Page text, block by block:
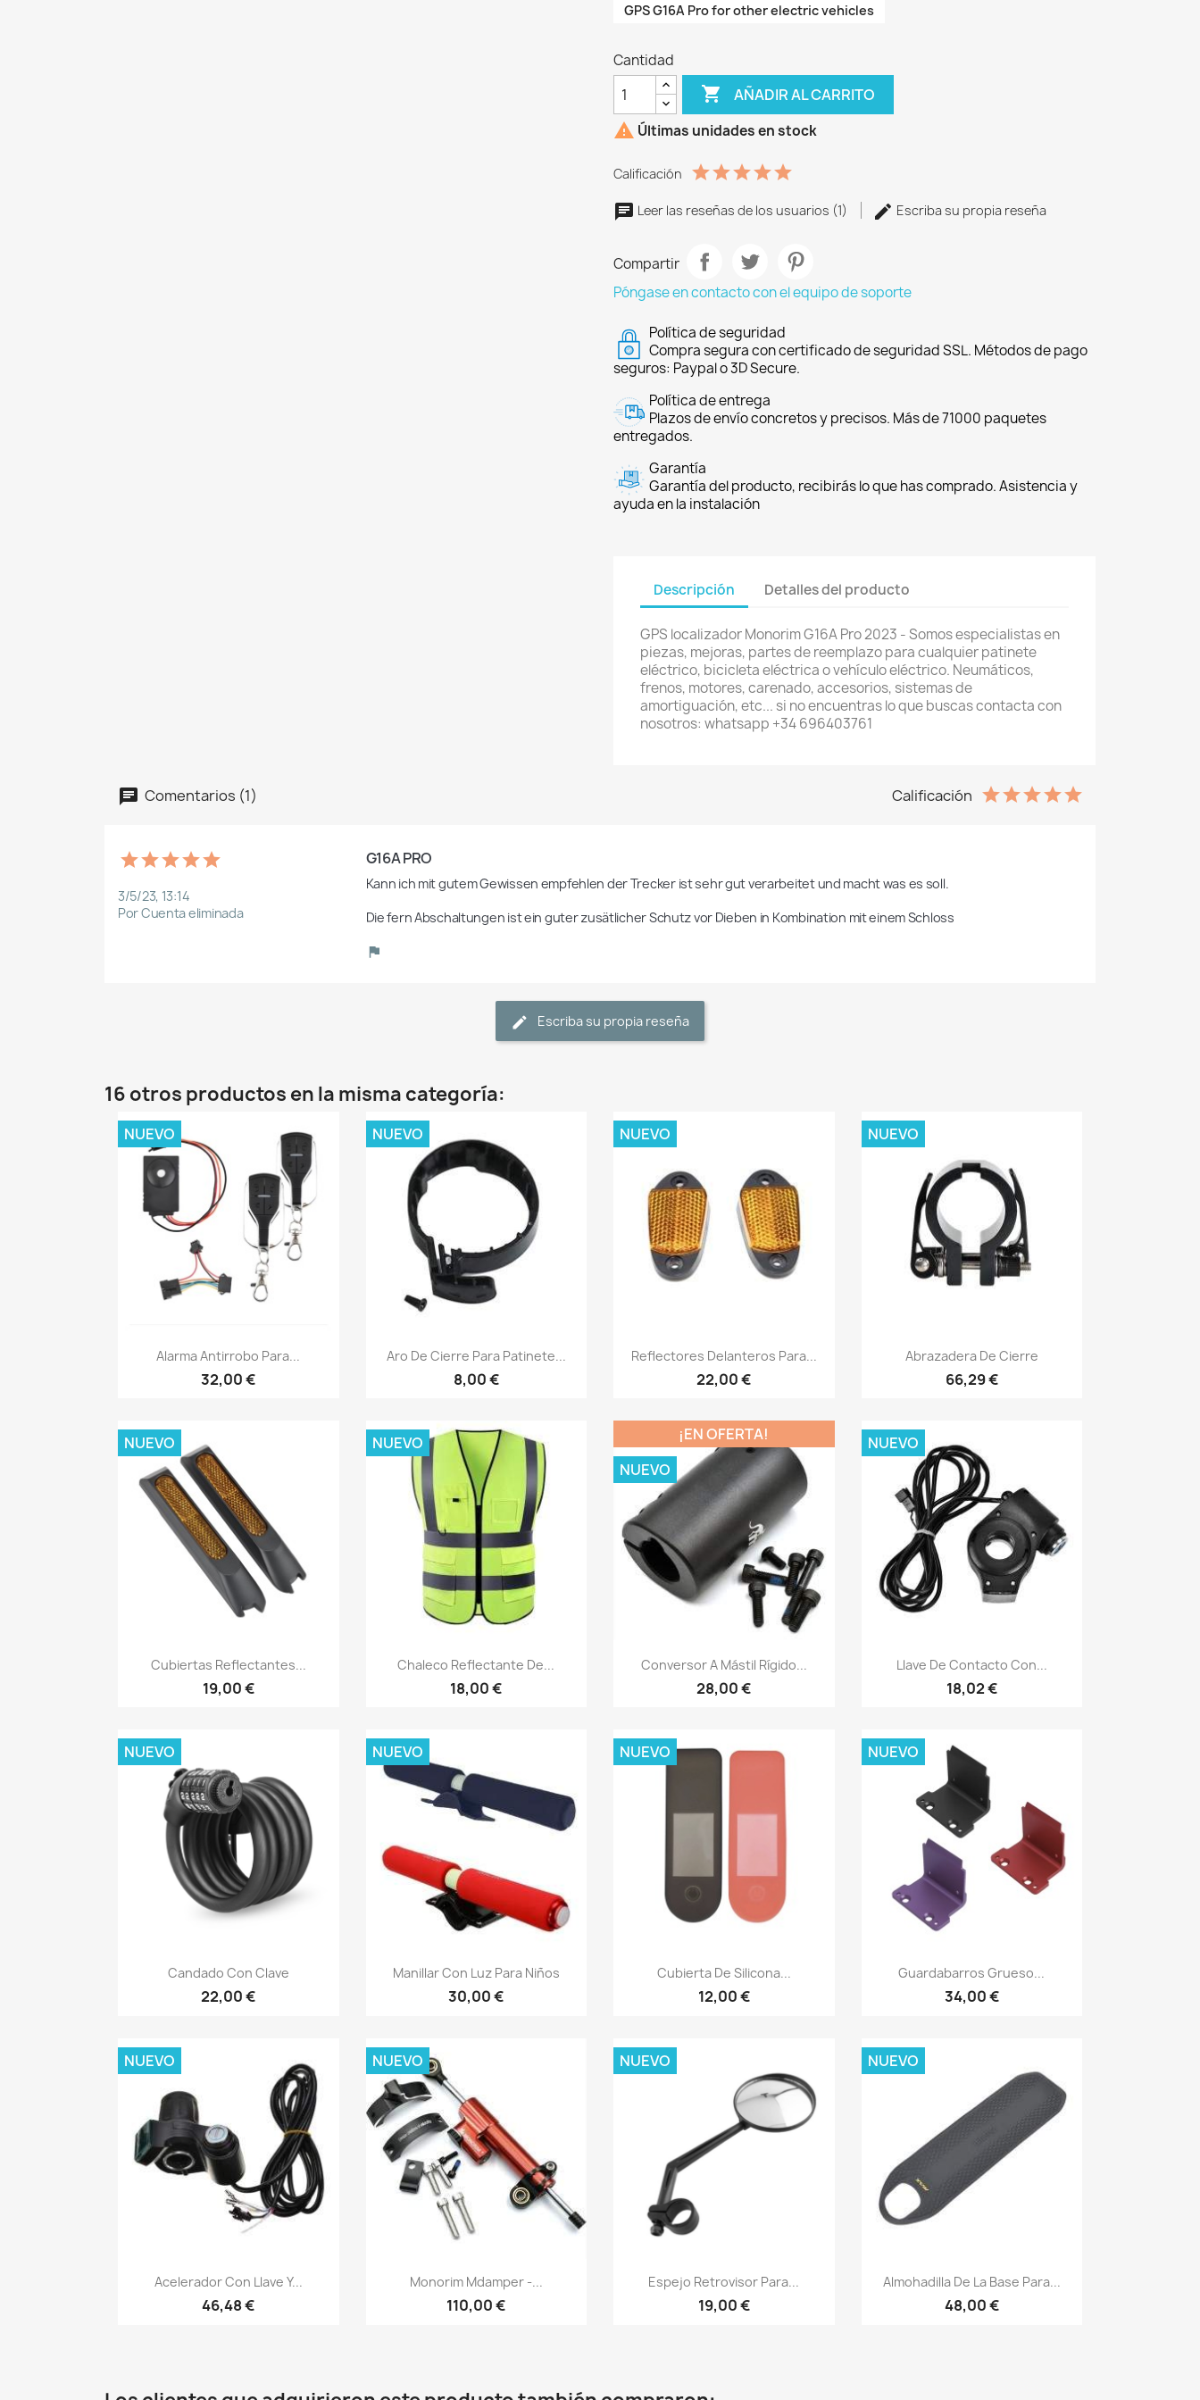
GPS G16A Pro for other electric vehicles
Cantidad
 AÑADIR AL CARRITO
 Últimas unidades en stock
Calificación
Leer las reseñas de los usuarios (1) Escriba su propia reseña
Compartir
Póngase en contacto con el equipo de soporte
Política de seguridad
Compra segura con certificado de seguridad SSL. Métodos de pago
seguros: Paypal o 3D Secure.
Política de entrega
Plazos de envío concretos y precisos. Más de 71000 paquetes
entregados.
Garantía
Garantía del producto, recibirás lo que has comprado. Asistencia y
ayuda en la instalación
Descripción Detalles del producto
GPS localizador Monorim G16A Pro 2023 - Somos especialistas en
piezas, mejoras, partes de reemplazo para cualquier patinete
eléctrico, bicicleta eléctrica o vehículo eléctrico. Neumáticos,
frenos, motores, carenado, accesorios, sistemas de
amortiguación, etc... si no encuentras lo que buscas contacta con
nosotros: whatsapp +34 696403761
Comentarios (1) Calificación
3/5/23, 13:14
Por Cuenta eliminada
G16A PRO
Kann ich mit gutem Gewissen empfehlen der Trecker ist sehr gut verarbeitet und macht was es soll.
Die fern Abschaltungen ist ein guter zusätlicher Schutz vor Dieben in Kombination mit einem Schloss
Escriba su propia reseña
16 otros productos en la misma categoría:
 Vista rápida
Alarma Antirrobo Para...
32,00 €
NUEVO
Vista rápida
Aro De Cierre Para Patinete...
8,00 €
NUEVO
Vista rápida
Reflectores Delanteros Para...
22,00 €
NUEVO
Vista rápida
Abrazadera De Cierre
66,29 €
NUEVO
Vista rápida
Cubiertas Reflectantes...
19,00 €
NUEVO
Vista rápida
Chaleco Reflectante De...
18,00 €
NUEVO
Vista rápida
Conversor A Mástil Rígido...
28,00 €
¡EN OFERTA!
NUEVO
Vista rápida
Llave De Contacto Con...
18,02 €
NUEVO
Vista rápida
Candado Con Clave
22,00 €
NUEVO
Vista rápida
Manillar Con Luz Para Niños
30,00 €
NUEVO
Vista rápida
Cubierta De Silicona...
12,00 €
NUEVO
Vista rápida
Guardabarros Grueso...
34,00 €
NUEVO
Vista rápida
Acelerador Con Llave Y...
46,48 €
NUEVO
Vista rápida
Monorim Mdamper -...
110,00 €
NUEVO
 Vista rápida
Espejo Retrovisor Para...
19,00 €
NUEVO
Vista rápida
Almohadilla De La Base Para...
48,00 €
NUEVO